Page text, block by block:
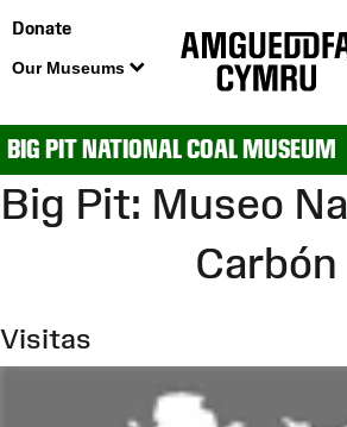
Donate
Our Museums
BIG PIT NATIONAL COAL MUSEUM
Big Pit: Museo
Carbón
Visitas